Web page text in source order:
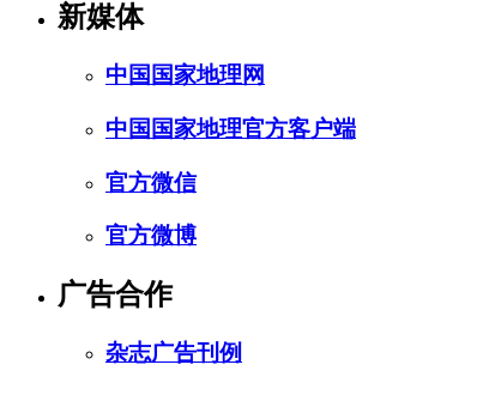
新媒体
中国国家地理网
中国国家地理官方客户端
官方微信
官方微博
广告合作
杂志广告刊例